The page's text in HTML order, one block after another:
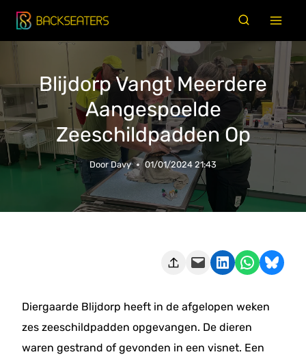
Doorgaan
naar
Blijdorp Vangt Meerdere
Aangespoelde
Zeeschildpadden Op
Door Davy 01/01/2024 21:43
Deze pagina e-mailen Delen op LinkedIn Delen via WhatsApp Share on Bluesky
Diergaarde Blijdorp heeft in de afgelopen weken
zes zeeschildpadden opgevangen. De dieren
waren gestrand of gevonden in een visnet. Een